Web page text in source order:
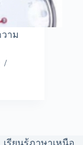
าม
เรียนรู้ภาษาเหนือ